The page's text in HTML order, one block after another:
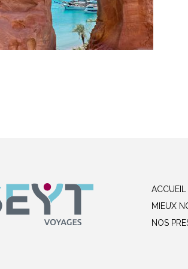
ACCUEIL
MIEUX
NOS